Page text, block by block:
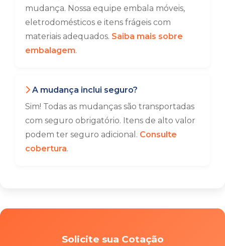
mudança. Nossa equipe embala móveis,
eletrodomésticos e itens frágeis com
materiais adequados. Saiba mais sobre
embalagem.
A mudança inclui seguro?
Sim! Todas as mudanças são transportadas
com seguro obrigatório. Itens de alto valor
podem ter seguro adicional. Consulte
cobertura.
Solicite sua Cotação